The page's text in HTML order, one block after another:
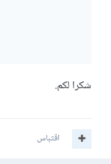
شكرا لكم.
اقتباس